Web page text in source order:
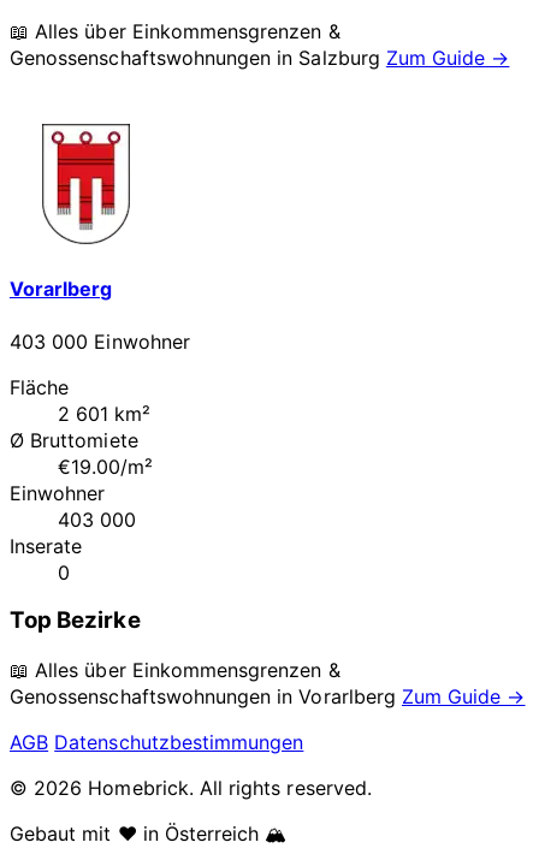
📖 Alles über Einkommensgrenzen &
Genossenschaftswohnungen in Salzburg Zum Guide →
Vorarlberg
403 000 Einwohner
Fläche
2 601 km²
Ø Bruttomiete
€19.00/m²
Einwohner
403 000
Inserate
0
Top Bezirke
📖 Alles über Einkommensgrenzen &
Genossenschaftswohnungen inVorarlberg Zum Guide →
AGB Datenschutzbestimmungen
© 2026 Homebrick. All rights reserved.
Gebaut mit ❤️ in Österreich 🏔️